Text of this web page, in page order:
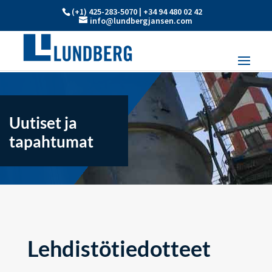
(+1) 425-283-5070 | +34 94 480 02 42
info@lundbergjansen.com
Uutiset ja
tapahtumat
Lehdistötiedotteet